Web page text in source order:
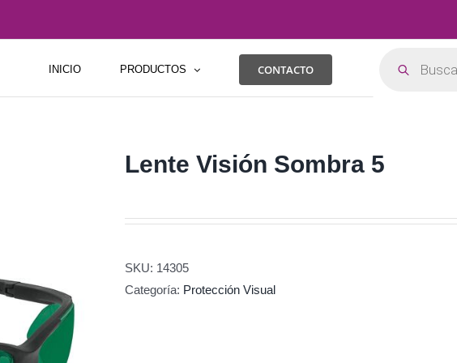
INICIO PRODUCTOS CONTACTO
productos
Lente Visión Sombra 5
SKU: 14305
Categoría: Protección Visual